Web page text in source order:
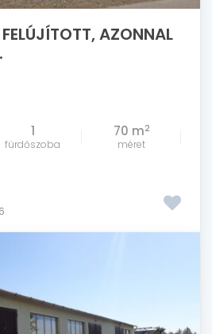
FELÚJÍTOTT, AZONNAL
1
fürdőszoba
70 m2
méret